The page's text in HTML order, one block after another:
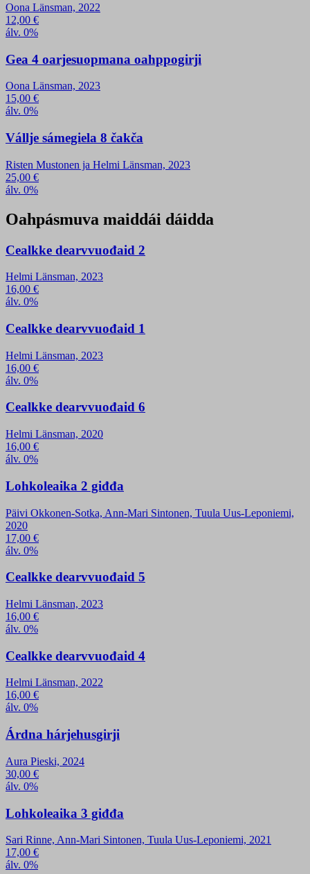
Oona Länsman, 2022
12,00 €
álv. 0%
Gea 4 oarjesuopmana oahppogirji
Oona Länsman, 2023
15,00 €
álv. 0%
Vállje sámegiela 8 čakča
Risten Mustonen ja Helmi Länsman, 2023
25,00 €
álv. 0%
Oahpásmuva maiddái dáidda
Cealkke dearvvuođaid 2
Helmi Länsman, 2023
16,00 €
álv. 0%
Cealkke dearvvuođaid 1
Helmi Länsman, 2023
16,00 €
álv. 0%
Cealkke dearvvuođaid 6
Helmi Länsman, 2020
16,00 €
álv. 0%
Lohkoleaika 2 giđđa
Päivi Okkonen-Sotka, Ann-Mari Sintonen, Tuula Uus-Leponiemi,
2020
17,00 €
álv. 0%
Cealkke dearvvuođaid 5
Helmi Länsman, 2023
16,00 €
álv. 0%
Cealkke dearvvuođaid 4
Helmi Länsman, 2022
16,00 €
álv. 0%
Árdna hárjehusgirji
Aura Pieski, 2024
30,00 €
álv. 0%
Lohkoleaika 3 giđđa
Sari Rinne, Ann-Mari Sintonen, Tuula Uus-Leponiemi, 2021
17,00 €
álv. 0%